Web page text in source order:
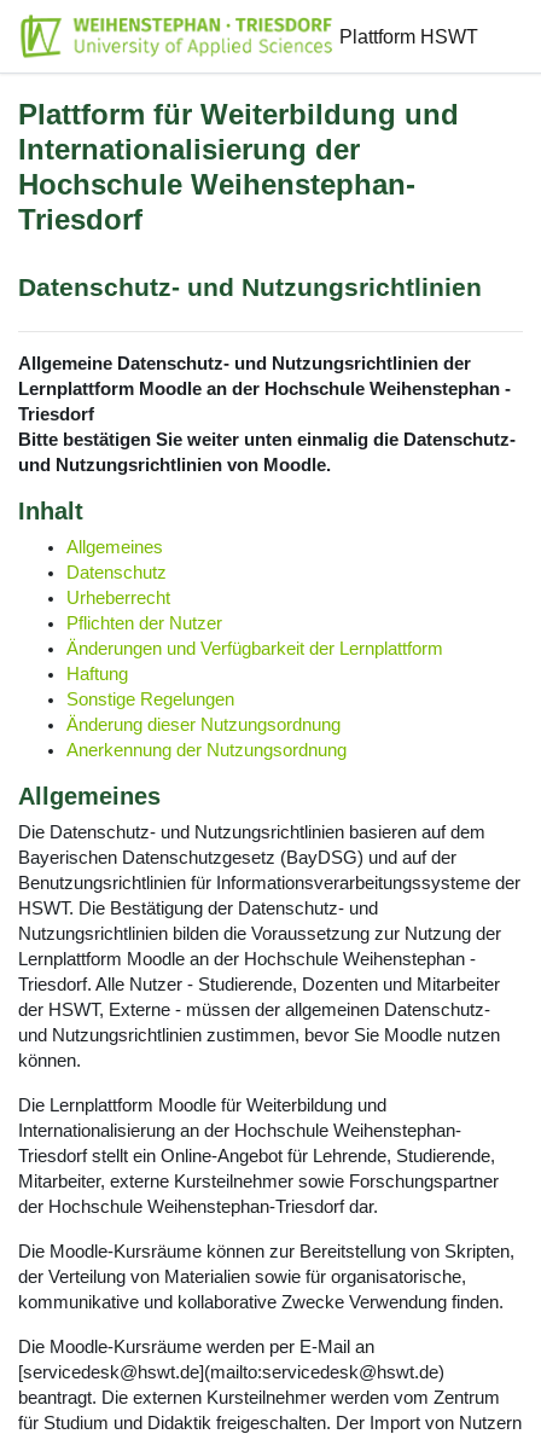
Zum Hauptinhalt
Plattform HSWT
Plattform für Weiterbildung und
Internationalisierung der
Hochschule Weihenstephan-
Triesdorf
Datenschutz- und Nutzungsrichtlinien
Allgemeine Datenschutz- und Nutzungsrichtlinien der
Lernplattform Moodle an der Hochschule Weihenstephan -
Triesdorf
Bitte bestätigen Sie weiter unten einmalig die Datenschutz-
und Nutzungsrichtlinien von Moodle.
Inhalt
Allgemeines
Datenschutz
Urheberrecht
Pflichten der Nutzer
Änderungen und Verfügbarkeit der Lernplattform
Haftung
Sonstige Regelungen
Änderung dieser Nutzungsordnung
Anerkennung der Nutzungsordnung
Allgemeines
Die Datenschutz- und Nutzungsrichtlinien basieren auf dem
Bayerischen Datenschutzgesetz (BayDSG) und auf der
Benutzungsrichtlinien für Informationsverarbeitungssysteme der
HSWT. Die Bestätigung der Datenschutz- und
Nutzungsrichtlinien bilden die Voraussetzung zur Nutzung der
Lernplattform Moodle an der Hochschule Weihenstephan -
Triesdorf. Alle Nutzer - Studierende, Dozenten und Mitarbeiter
der HSWT, Externe - müssen der allgemeinen Datenschutz-
und Nutzungsrichtlinien zustimmen, bevor Sie Moodle nutzen
können.
Die Lernplattform Moodle für Weiterbildung und
Internationalisierung an der Hochschule Weihenstephan-
Triesdorf stellt ein Online-Angebot für Lehrende, Studierende,
Mitarbeiter, externe Kursteilnehmer sowie Forschungspartner
der Hochschule Weihenstephan-Triesdorf dar.
Die Moodle-Kursräume können zur Bereitstellung von Skripten,
der Verteilung von Materialien sowie für organisatorische,
kommunikative und kollaborative Zwecke Verwendung finden.
Die Moodle-Kursräume werden per E-Mail an
[servicedesk@hswt.de](mailto:servicedesk@hswt.de)
beantragt. Die externen Kursteilnehmer werden vom Zentrum
für Studium und Didaktik freigeschalten. Der Import von Nutzern